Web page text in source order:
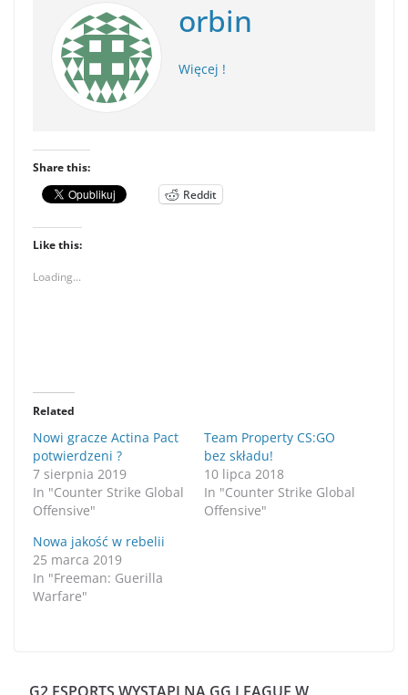
orbin
Więcej !
Share this:
Reddit
Like this:
Loading...
Related
Nowi gracze Actina Pact
potwierdzeni ?
7 sierpnia 2019
In "Counter Strike Global
Offensive"
Team Property CS:GO
bez składu!
10 lipca 2018
In "Counter Strike Global
Offensive"
Nowa jakość w rebelii
25 marca 2019
In "Freeman: Guerilla
Warfare"